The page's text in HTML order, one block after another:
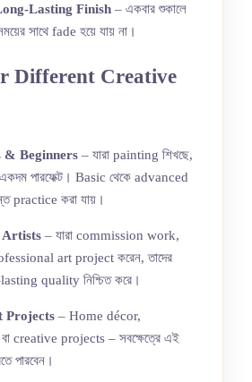
Lasting Finish – একবার শুকালে
সাথে fade হয়ে যায় না।
Different Creative
& Beginners – যারা painting শিখছে,
পারফেক্ট। Basic থেকে advanced
practice করা যায়।
Artists – যারা commission work,
art project করেন, তাদের
quality নিশ্চিত করে।
Projects – Home décor,
creative projects – সবক্ষেত্রে এই
পারবেন।